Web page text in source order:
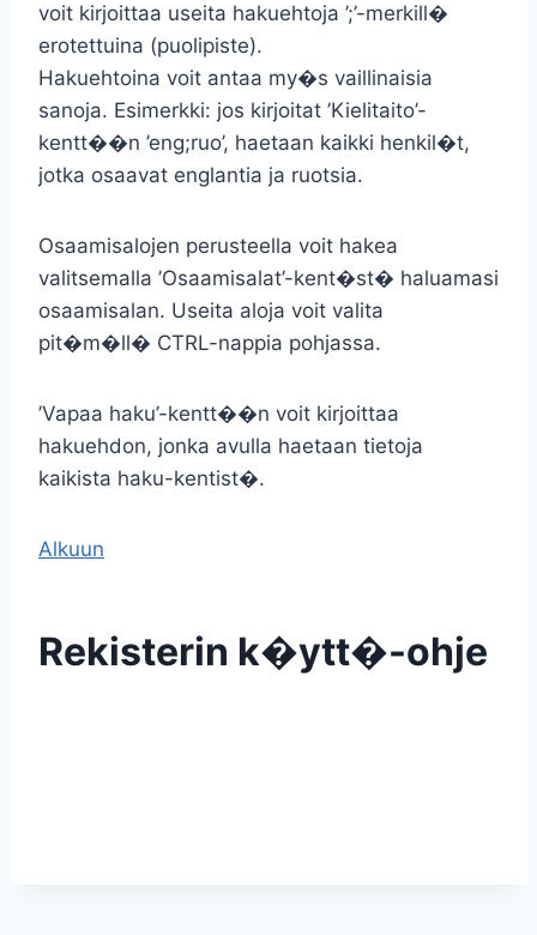
voit kirjoittaa useita hakuehtoja ’;’-merkill�
erotettuina (puolipiste).
Hakuehtoina voit antaa my�s vaillinaisia
sanoja. Esimerkki: jos kirjoitat ’Kielitaito’-
kentt��n ’eng;ruo’, haetaan kaikki henkil�t,
jotka osaavat englantia ja ruotsia.
Osaamisalojen perusteella voit hakea
valitsemalla ’Osaamisalat’-kent�st� haluamasi
osaamisalan. Useita aloja voit valita
pit�m�ll� CTRL-nappia pohjassa.
’Vapaa haku’-kentt��n voit kirjoittaa
hakuehdon, jonka avulla haetaan tietoja
kaikista haku-kentist�.
Alkuun
Rekisterin k�ytt�-ohje